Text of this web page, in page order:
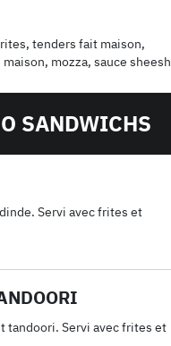
tenders fait maison,
mozza, sauce sheesh
SANDWICHS
Servi avec frites et
tandoori. Servi avec frites et